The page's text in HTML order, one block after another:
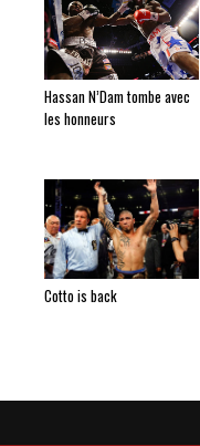
Hassan N’Dam tombe avec
les honneurs
Cotto is back